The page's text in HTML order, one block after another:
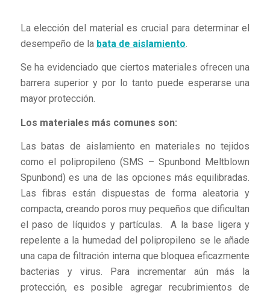
La elección del material es crucial para determinar el
desempeño de la bata de aislamiento
Se ha evidenciado que ciertos materiales ofrecen una
barrera superior y por lo tanto puede esperarse una
mayor protección.
Los materiales más comunes son:
Las batas de aislamiento en materiales no tejidos
como el polipropileno (SMS – Spunbond Meltblown
Spunbond) es una de las opciones más equilibradas.
Las fibras están dispuestas de forma aleatoria y
compacta, creando poros muy pequeños que dificultan
el paso de líquidos y partículas. A la base ligera y
repelente a la humedad del polipropileno se le añade
una capa de filtración interna que bloquea eficazmente
bacterias y virus. Para incrementar aún más la
protección, es posible agregar recubrimientos de